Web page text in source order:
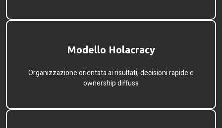
Modello Holacracy​
Organizzazione orientata ai risultati, decisioni rapide e
ownership diffusa